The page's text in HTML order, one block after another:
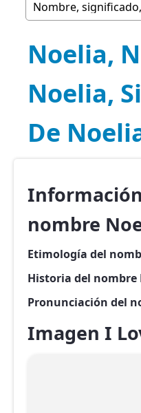
Noelia,
Noelia,
De
nombre
Etimología del
Historia del nombre
Pronunciación del
Imagen I